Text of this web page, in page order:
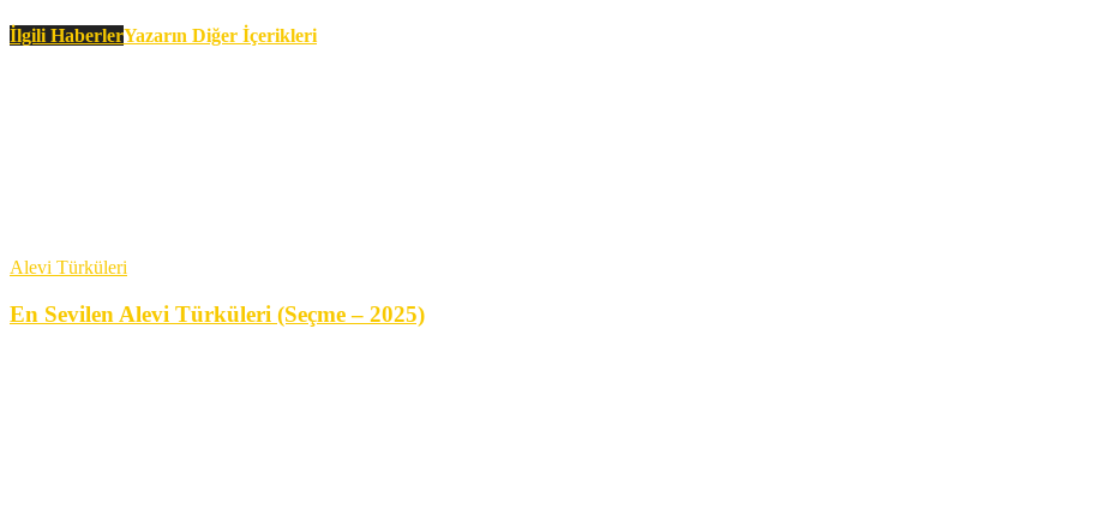
İlgili HaberlerYazarın Diğer İçerikleri
Alevi Türküleri
En Sevilen Alevi Türküleri (Seçme – 2025)